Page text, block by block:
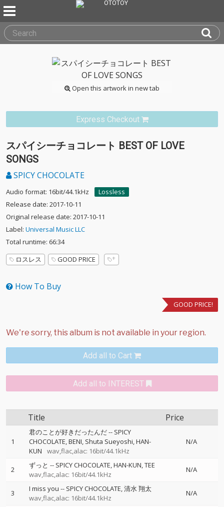
Open this artwork in new tab
Express Checkout
スパイシーチョコレート BEST OF LOVE
SONGS
SPICY CHOCOLATE
Audio format: 16bit/44.1kHz
Lossless
Release date: 2017-10-11
Original release date: 2017-10-11
Label: Universal Music LLC
Total runtime: 66:34
ロスレス
GOOD PRICE
How To Buy
GOOD PRICE!
Add all to Cart
Add all to INTEREST
Title Price
1
君のことが好きだったんだ-- SPICY
CHOCOLATE BENI Shuta Sueyoshi HAN-
KUN
wav,flac,alac: 16bit/44.1kHz
N/A
2 ずっと -- SPICY CHOCOLATE HAN-KUN TEE
wav,flac,alac: 16bit/44.1kHz
N/A
3 I miss you -- SPICY CHOCOLATE 清水 翔太
wav,flac,alac: 16bit/44.1kHz
N/A